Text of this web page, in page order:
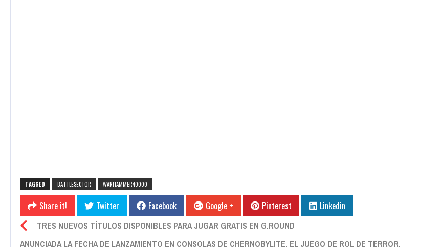
TAGGED BATTLESECTOR WARHAMMER40000
Share it! Twitter Facebook Google + Pinterest Linkedin
TRES NUEVOS TÍTULOS DISPONIBLES PARA JUGAR GRATIS EN G.ROUND
ANUNCIADA LA FECHA DE LANZAMIENTO EN CONSOLAS DE CHERNOBYLITE, EL JUEGO DE ROL DE TERROR,